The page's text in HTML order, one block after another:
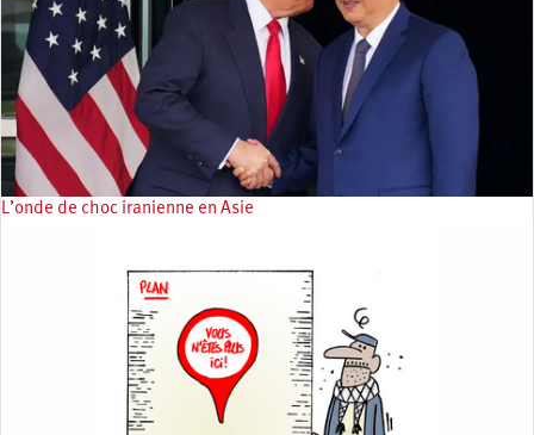
L’onde de choc iranienne en Asie